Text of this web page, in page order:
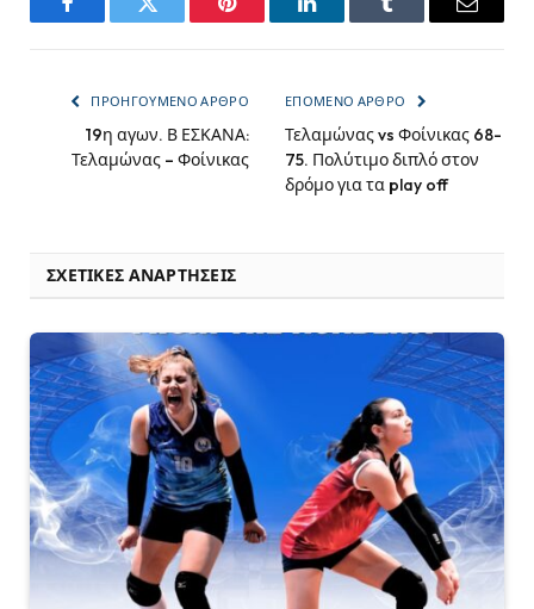
FacebookTwitter Pinterest LinkedInTumblr Email
ΠΡΟΗΓΟΎΜΕΝΟ ΆΡΘΡΟ
19η αγων. Β ΕΣΚΑΝΑ:
Τελαμώνας – Φοίνικας
ΕΠΌΜΕΝΟ ΆΡΘΡΟ
Τελαμώνας vs Φοίνικας 68-
75. Πολύτιμο διπλό στον
δρόμο για τα play off
ΣΧΕΤΙΚΈΣ ΑΝΑΡΤΉΣΕΙΣ